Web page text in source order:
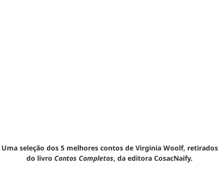
Uma seleção dos 5 melhores contos de Virginia Woolf, retirados
do livro Contos Completos, da editora CosacNaify.